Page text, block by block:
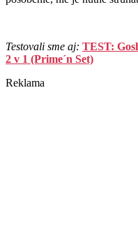
Testovali sme aj: TEST:
2 v 1 (Prime´n Set)
Reklama